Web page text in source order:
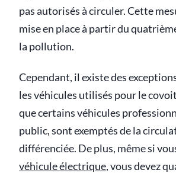
pas autorisés à circuler. Cette
mise en place à partir du
la pollution.
Cependant, il existe des
les véhicules utilisés pour le
que certains véhicules
public, sont exemptés de la
différenciée. De plus, même si
véhicule électrique, vous devez